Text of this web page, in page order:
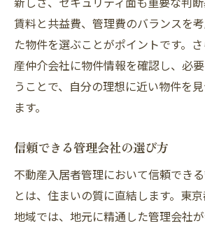
安心できるセキュリティ対
長期的な資産価値の維持
入居者満足度の向上策
適切な契約更新と交渉術
練馬区での生活を豊かにする不
地域イベントとの連携方法
健康的な生活を支える施設
公共交通アクセスの利便性
賃料と共益費、管理費のバランスを
た物件を選ぶことがポイントです。
産仲介会社に物件情報を確認し、必
うことで、自分の理想に近い物件を
ます。
信頼できる管理会社の選び方
不動産入居者管理において信頼でき
とは、住まいの質に直結します。東
地域では、地元に精通した管理会社